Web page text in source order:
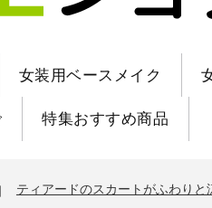
女装用ベースメイク
特集おすすめ商品
ティアードのスカートがふわりと